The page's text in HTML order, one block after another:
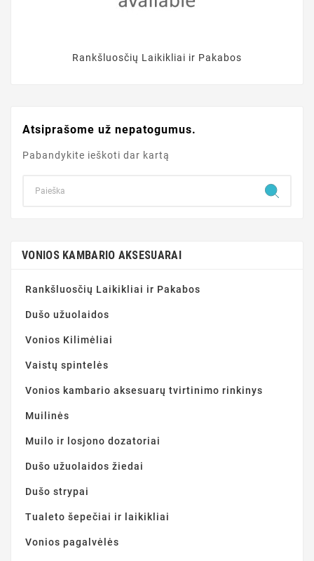
Rankšluosčių Laikikliai ir Pakabos
Atsiprašome už nepatogumus.
Pabandykite ieškoti dar kartą
VONIOS KAMBARIO AKSESUARAI
Rankšluosčių Laikikliai ir Pakabos
Dušo užuolaidos
Vonios Kilimėliai
Vaistų spintelės
Vonios kambario aksesuarų tvirtinimo rinkinys
Muilinės
Muilo ir losjono dozatoriai
Dušo užuolaidos žiedai
Dušo strypai
Tualeto šepečiai ir laikikliai
Vonios pagalvėlės